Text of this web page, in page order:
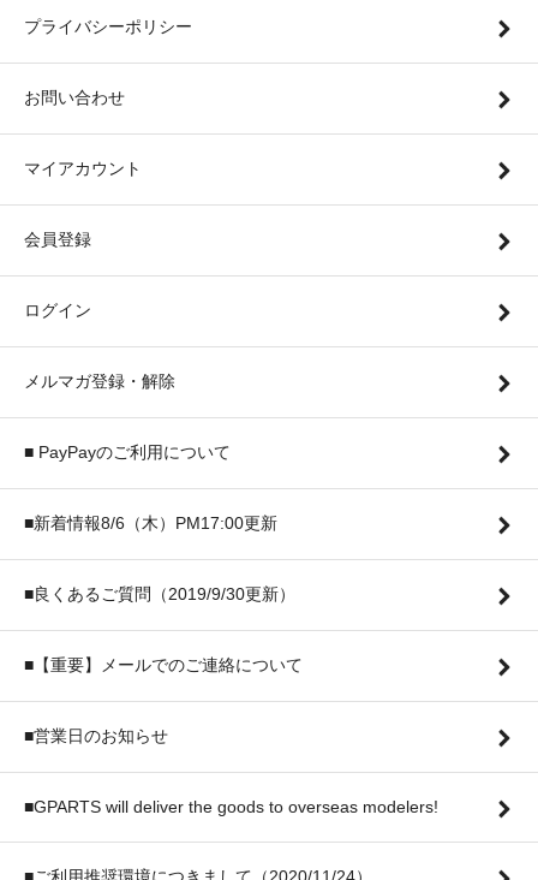
プライバシーポリシー
お問い合わせ
マイアカウント
会員登録
ログイン
メルマガ登録・解除
■ PayPayのご利用について
■新着情報8/6（木）PM17:00更新
■良くあるご質問（2019/9/30更新）
■【重要】メールでのご連絡について
■営業日のお知らせ
■GPARTS will deliver the goods to overseas modelers!